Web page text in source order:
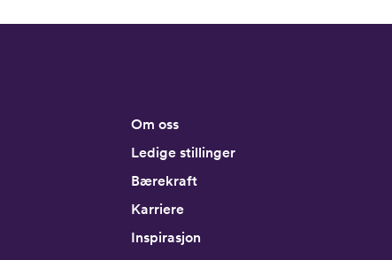
Om oss
Ledige stillinger
Bærekraft
Karriere
Inspirasjon